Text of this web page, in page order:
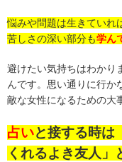
悩みや問題は生きていれ
苦しさの深い部分も学ん
避けたい気持ちはわかり
んです。思い通りに行か
敵な女性になるための大
占いと接する時は
くれるよき友人」